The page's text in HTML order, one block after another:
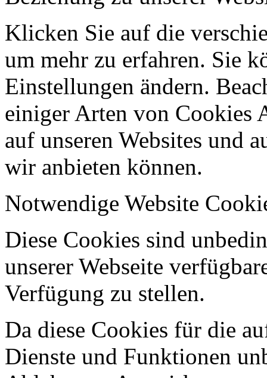
Klicken Sie auf die
um mehr zu erfahren. Sie
Einstellungen ändern.
einiger Arten von Cookies
auf unseren Websites und
wir anbieten können.
Notwendige Website
Diese Cookies sind
unserer Webseite
Verfügung zu stellen.
Da diese Cookies für die
Dienste und Funktionen